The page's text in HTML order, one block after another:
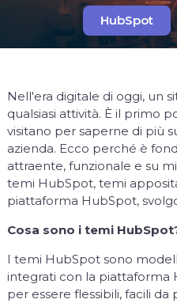
HubSpot
Nell'era digitale di oggi, un
qualsiasi attività. È il primo
visitano per saperne di più
azienda. Ecco perché è
attraente, funzionale e su
temi HubSpot, temi
piattaforma HubSpot,
Cosa sono i temi
I temi HubSpot sono
integrati con la piattaforma
per essere flessibili, facili